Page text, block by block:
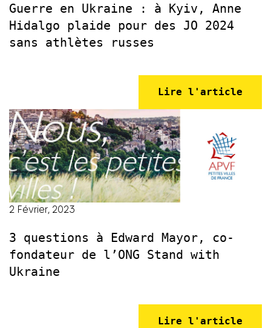
Guerre en Ukraine : à Kyiv, Anne
Hidalgo plaide pour des JO 2024
sans athlètes russes
Lire l'article
2 Février, 2023
3 questions à Edward Mayor, co-
fondateur de l’ONG Stand with
Ukraine
Lire l'article